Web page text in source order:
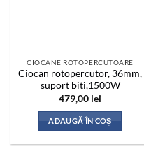
CIOCANE ROTOPERCUTOARE
Ciocan rotopercutor, 36mm,
suport biti,1500W
479,00 lei
ADAUGĂ ÎN COȘ